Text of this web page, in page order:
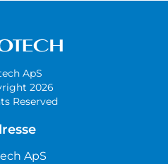
ApS
2026
Reserved
ApS